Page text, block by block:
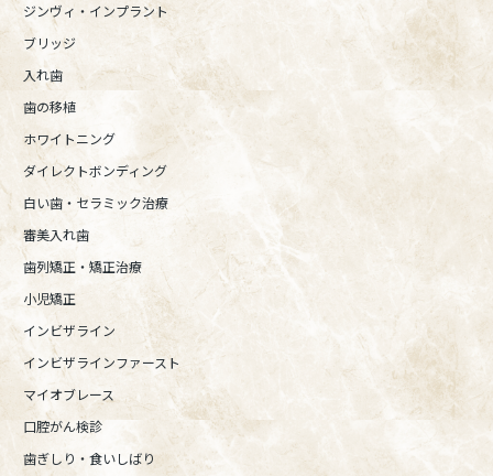
ジンヴィ・インプラント
ブリッジ
入れ歯
歯の移植
ホワイトニング
ダイレクトボンディング
白い歯・セラミック治療
審美入れ歯
歯列矯正・矯正治療
小児矯正
インビザライン
インビザラインファースト
マイオブレース
口腔がん検診
歯ぎしり・食いしばり